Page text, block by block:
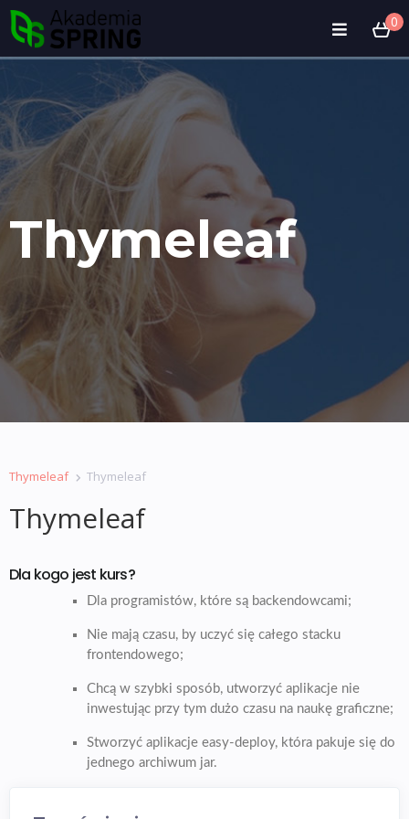
0
Thymeleaf
Thymeleaf Thymeleaf
Thymeleaf
Dla kogo jest kurs?
Dla programistów, które są backendowcami;
Nie mają czasu, by uczyć się całego stacku
frontendowego;
Chcą w szybki sposób, utworzyć aplikacje nie
inwestując przy tym dużo czasu na naukę graficzne;
Stworzyć aplikacje easy-deploy, która pakuje się do
jednego archiwum jar.